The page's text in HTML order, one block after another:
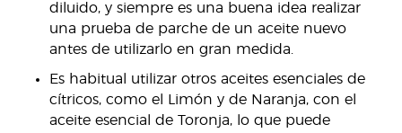
diluido, y siempre es una buena idea realizar
una prueba de parche de un aceite nuevo
antes de utilizarlo en gran medida.
Es habitual utilizar otros aceites esenciales de
cítricos, como el Limón y de Naranja, con el
aceite esencial de Toronja, lo que puede